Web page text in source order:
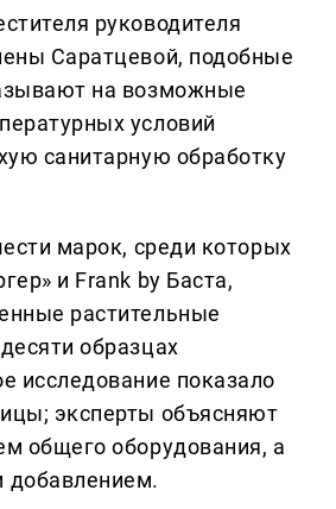
руководителя
Саратцевой, подобные
на возможные
условий
санитарную обработку
марок, среди которых
и Frank by Баста,
растительные
образцах
исследование показало
эксперты объясняют
общего оборудования, а